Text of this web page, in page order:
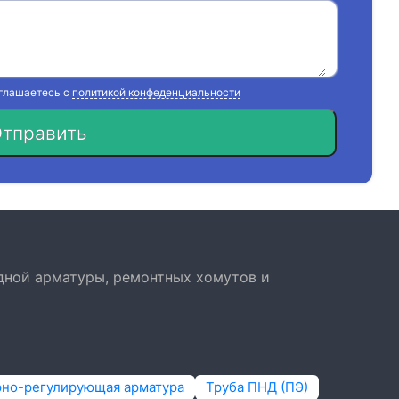
с политикой конфеденциальности
арматуры, ремонтных хомутов и
регулирующая арматура Труба ПНД (ПЭ)